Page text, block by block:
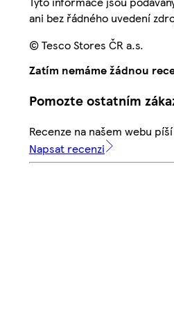
ani bez řádného uvedení
© Tesco Stores ČR a.s.
Zatím nemáme žádnou
Pomozte ostatním
Recenze na našem webu
Napsat recenzi